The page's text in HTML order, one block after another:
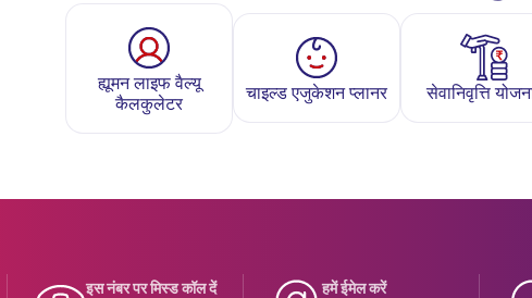
ह्यूमन लाइफ वैल्यू
कैलकुलेटर
चाइल्ड एजुकेशन प्लानर सेवानिवृत्ति
इस नंबर पर मिस्ड कॉल दें हमें ईमेल करें